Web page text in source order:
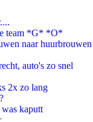
team *G* *O*
naar huurbrouwen
auto's zo snel
2x zo lang
kaputt